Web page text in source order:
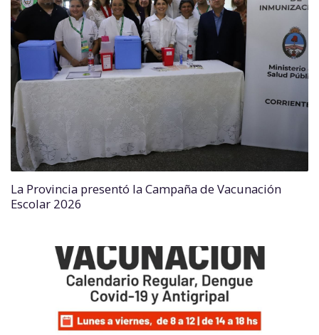
La Provincia presentó la Campaña de Vacunación
Escolar 2026